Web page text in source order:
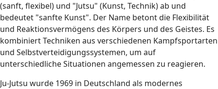
(sanft, flexibel) und "Jutsu" (Kunst, Technik) ab und
bedeutet "sanfte Kunst". Der Name betont die Flexibilität
und Reaktionsvermögens des Körpers und des Geistes. Es
kombiniert Techniken aus verschiedenen Kampfsportarten
und Selbstverteidigungssystemen, um auf
unterschiedliche Situationen angemessen zu reagieren.
Ju-Jutsu wurde 1969 in Deutschland als modernes